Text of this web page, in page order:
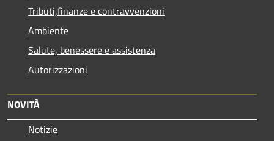
Tributi,finanze e contravvenzioni
Ambiente
Salute, benessere e assistenza
Autorizzazioni
NOVITÀ
Notizie